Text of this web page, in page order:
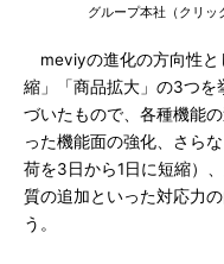
グループ本社（クリッ
meviyの進化の方向性と
縮」「商品拡大」の3つを
づいたもので、各種機能
った機能面の強化、さら
荷を3日から1日に短縮）
質の追加といった対応力
う。